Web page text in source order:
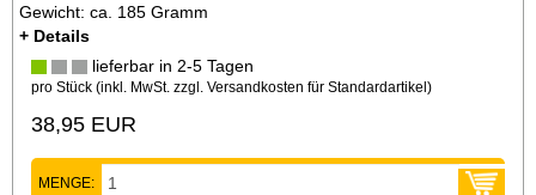
Gewicht: ca. 185 Gramm
+ Details
lieferbar in 2-5 Tagen
pro Stück (inkl. MwSt. zzgl. Versandkosten für Standardartikel)
38,95 EUR
MENGE: